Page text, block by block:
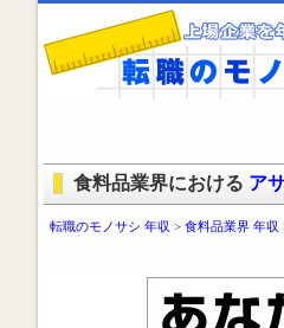
食料品業界における ア
転職のモノサシ 年収 > 食料品業界 年収